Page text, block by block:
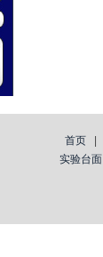
首页
实验台面